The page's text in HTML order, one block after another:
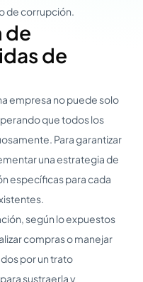
de corrupción.
de
de
empresa no puede solo
que todos los
Para garantizar
una estrategia de
específicas para cada
según lo expuestos
compras o manejar
por un trato
sustraerla y